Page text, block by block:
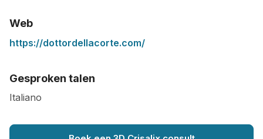
Web
https://dottordellacorte.com/
Gesproken talen
Italiano